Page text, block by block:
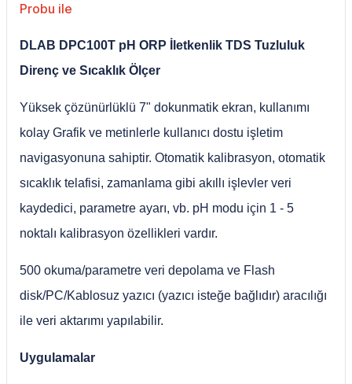
Probu ile
DLAB DPC100T pH ORP İletkenlik TDS Tuzluluk
Direnç ve Sıcaklık Ölçer
Yüksek çözünürlüklü 7" dokunmatik ekran, kullanımı
kolay Grafik ve metinlerle kullanıcı dostu işletim
navigasyonuna sahiptir. Otomatik kalibrasyon, otomatik
sıcaklık telafisi, zamanlama gibi akıllı işlevler veri
kaydedici, parametre ayarı, vb. pH modu için 1 - 5
noktalı kalibrasyon özellikleri vardır.
500 okuma/parametre veri depolama ve Flash
disk/PC/Kablosuz yazıcı (yazıcı isteğe bağlıdır) aracılığı
ile veri aktarımı yapılabilir.
Uygulamalar